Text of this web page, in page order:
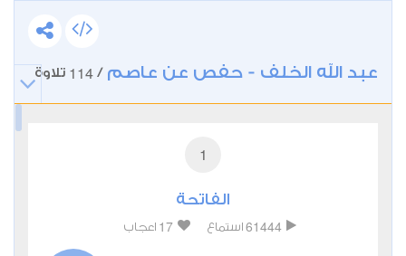
عبد الله الخلف - حفص عن عاصم /
114 تلاوة
1
الفاتحة
61444 استماع 17 اعجاب